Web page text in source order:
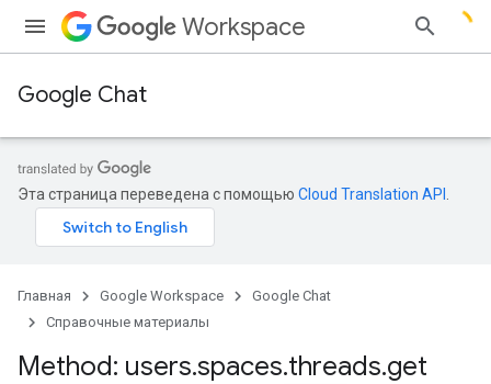
Workspace
Google Chat
Эта страница переведена с помощью Cloud Translation API
Главная Google Workspace
Google Chat
Справочные материалы
Method: users.spaces.threads.get